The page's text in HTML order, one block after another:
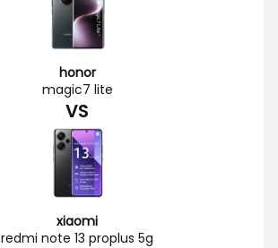
honor
magic7 lite
VS
xiaomi
redmi note 13 proplus 5g